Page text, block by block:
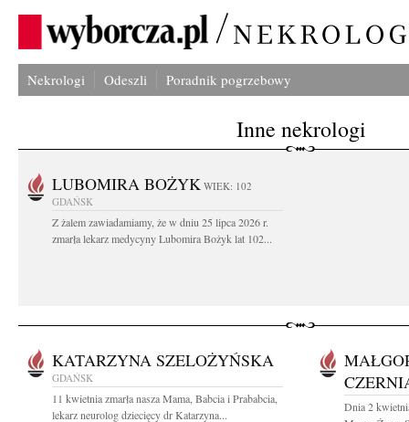
Nekrologi Odeszli Poradnik pogrzebowy
Inne nekrologi
LUBOMIRA BOŻYK WIEK: 102
GDAŃSK
Z żalem zawiadamiamy, że w dniu 25 lipca 2026 r.
zmarła lekarz medycyny Lubomira Bożyk lat 102...
KATARZYNA SZELOŻYŃSKA
GDAŃSK
11 kwietnia zmarła nasza Mama, Babcia i Prababcia,
lekarz neurolog dziecięcy dr Katarzyna...
Dnia 2